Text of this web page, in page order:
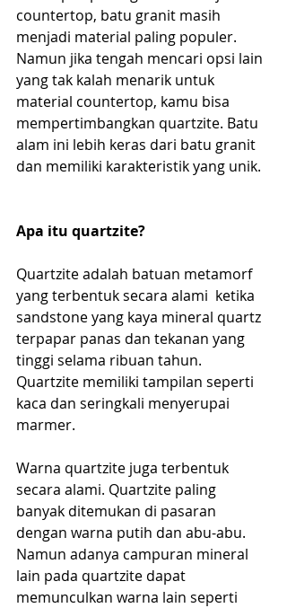
countertop, batu granit masih
menjadi material paling populer.
Namun jika tengah mencari opsi lain
yang tak kalah menarik untuk
material countertop, kamu bisa
mempertimbangkan quartzite. Batu
alam ini lebih keras dari batu granit
dan memiliki karakteristik yang unik.
Apa itu quartzite?
Quartzite adalah batuan metamorf
yang terbentuk secara alami  ketika
sandstone yang kaya mineral quartz
terpapar panas dan tekanan yang
tinggi selama ribuan tahun.
Quartzite memiliki tampilan seperti
kaca dan seringkali menyerupai
marmer.
Warna quartzite juga terbentuk
secara alami. Quartzite paling
banyak ditemukan di pasaran
dengan warna putih dan abu-abu.
Namun adanya campuran mineral
lain pada quartzite dapat
memunculkan warna lain seperti